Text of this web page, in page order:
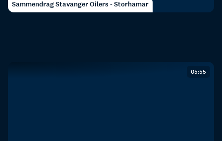
Sammendrag Stavanger Oilers - Storhamar
05:55